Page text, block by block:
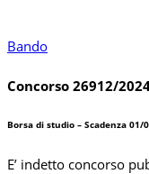
Bando
Concorso 26912/
Borsa di studio – Scadenza 01/
E’ indetto concorso